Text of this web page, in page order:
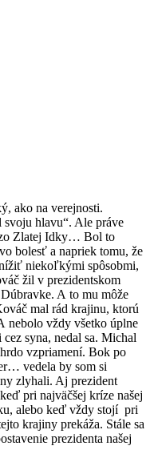
ako na verejnosti.
hlavu“. Ale práve
Zlatej Idky… Bol to
bolesť a napriek tomu, že
niekoľkými spôsobmi,
žil v prezidentskom
A to mu môže
mal rád krajinu, ktorú
nebolo vždy všetko úplne
syna, nedal sa. Michal
vzpriamení. Bok po
vedela by som si
zlyhali. Aj prezident
pri najväčšej kríze našej
alebo keď vždy stojí pri
krajiny prekáža. Stále sa
prezidenta našej